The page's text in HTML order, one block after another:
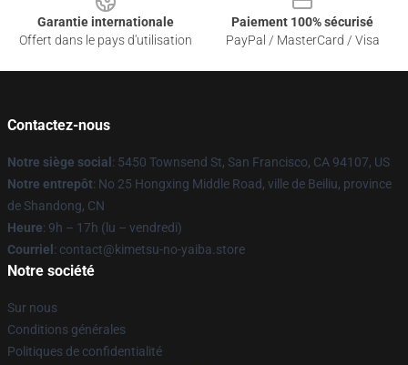
Garantie internationale
Offert dans le pays d'utilisation
Paiement 100% sécurisé
PayPal / MasterCard / Visa
Contactez-nous
Notre siège social : 5450 Townsend St, San Francisco, CA 94107, US
Notre entrepôt: No 25 Hongxing Middle Road, ville de Beiliu, province
de Shandong, CN
Heure: 9h – 17h (lu – vendredi)
Courriel : contact@kimetsu-no-yaiba.store
Notre société
Sur nous
Conditions générales
Politiques de confidentialité